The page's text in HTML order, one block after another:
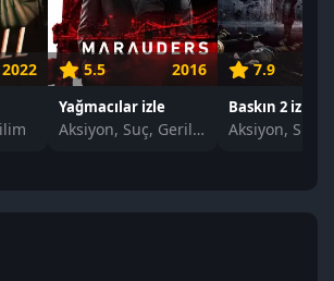
2022 5.5 2016
Yağmacılar izle
Aksiyon, Suç, Gerilim
7.9
Baskın 2 izle